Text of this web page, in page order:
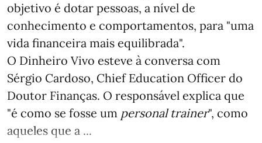
objetivo é dotar pessoas, a nível de
conhecimento e comportamentos, para "uma
vida financeira mais equilibrada".
O Dinheiro Vivo esteve à conversa com
Sérgio Cardoso, Chief Education Officer do
Doutor Finanças. O responsável explica que
"é como se fosse um personal trainer", como
aqueles que a ...